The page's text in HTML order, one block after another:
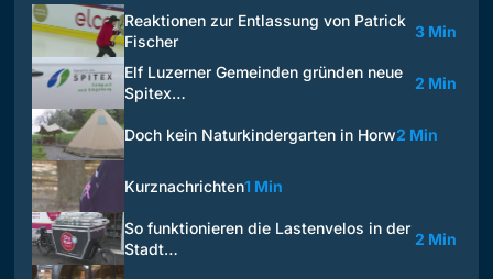
Reaktionen zur Entlassung von Patrick
Fischer
3 Min
Elf Luzerner Gemeinden gründen neue
Spitex…
2 Min
Doch kein Naturkindergarten in Horw2 Min
Kurznachrichten1 Min
So funktionieren die Lastenvelos in der
Stadt…
2 Min